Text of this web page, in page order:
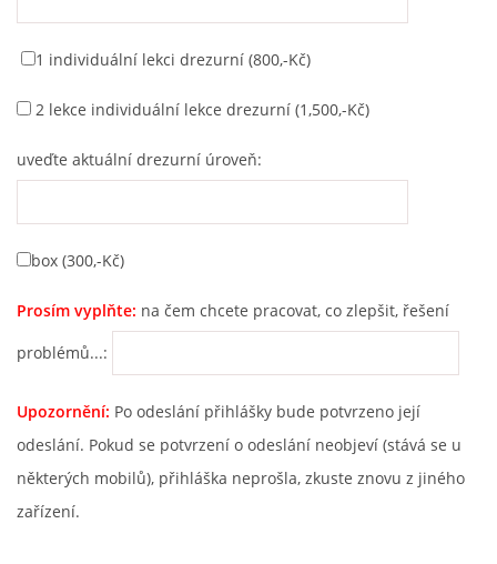
1 individuální lekci drezurní (800,-Kč)
2 lekce individuální lekce drezurní (1,500,-Kč)
uveďte aktuální drezurní úroveň:
box (300,-Kč)
Prosím vyplňte: na čem chcete pracovat, co zlepšit, řešení
problémů...:
Upozornění: Po odeslání přihlášky bude potvrzeno její
odeslání. Pokud se potvrzení o odeslání neobjeví (stává se u
některých mobilů), přihláška neprošla, zkuste znovu z jiného
zařízení.